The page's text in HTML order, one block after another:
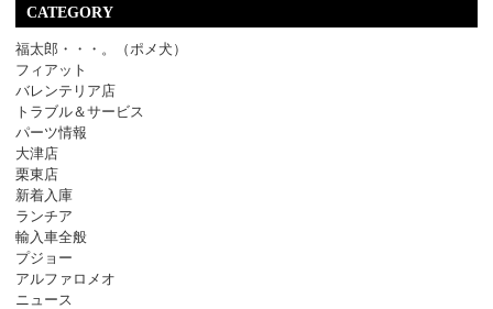
CATEGORY
福太郎・・・。（ポメ犬）
フィアット
バレンテリア店
トラブル＆サービス
パーツ情報
大津店
栗東店
新着入庫
ランチア
輸入車全般
プジョー
アルファロメオ
ニュース